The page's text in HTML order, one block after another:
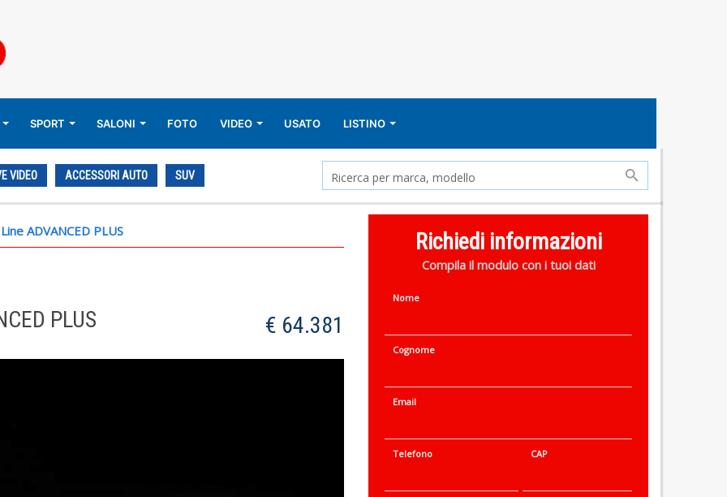
SPORT SALONI FOTO VIDEO USATO LISTINO
VIDEO ACCESSORI AUTO SUV
ADVANCED PLUS
PLUS € 64.381
Richiedi informazioni
Compila il modulo con i tuoi dati
Nome
Cognome
Email
Telefono CAP